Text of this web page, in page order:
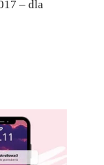
– dla